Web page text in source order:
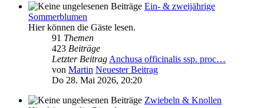
Ein- & zweijährige
Sommerblumen
Hier können die Gäste lesen.
91 Themen
423 Beiträge
Letzter Beitrag Anchusa officinalis ssp. proc…
von Martin Neuester Beitrag
Do 28. Mai 2026, 20:20
Zwiebeln & Knollen